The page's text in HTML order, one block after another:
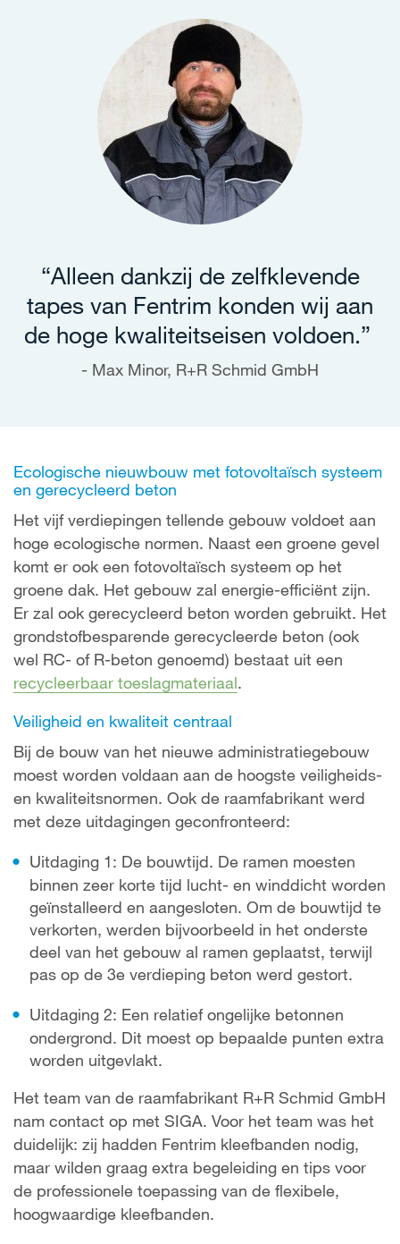
“Alleen dankzij de zelfklevende
tapes van Fentrim konden wij aan
de hoge kwaliteitseisen voldoen.”
Max Minor, R+R Schmid GmbH
Ecologische nieuwbouw met fotovoltaïsch systeem
en gerecycleerd beton
Het vijf verdiepingen tellende gebouw voldoet aan
hoge ecologische normen. Naast een groene gevel
komt er ook een fotovoltaïsch systeem op het
groene dak. Het gebouw zal energie-efficiënt zijn.
Er zal ook gerecycleerd beton worden gebruikt. Het
grondstofbesparende gerecycleerde beton (ook
wel RC- of R-beton genoemd) bestaat uit een
recycleerbaar toeslagmateriaal.
Veiligheid en kwaliteit centraal
Bij de bouw van het nieuwe administratiegebouw
moest worden voldaan aan de hoogste veiligheids-
en kwaliteitsnormen. Ook de raamfabrikant werd
met deze uitdagingen geconfronteerd:
Uitdaging 1: De bouwtijd. De ramen moesten
binnen zeer korte tijd lucht- en winddicht worden
geïnstalleerd en aangesloten. Om de bouwtijd te
verkorten, werden bijvoorbeeld in het onderste
deel van het gebouw al ramen geplaatst, terwijl
pas op de 3e verdieping beton werd gestort.
Uitdaging 2: Een relatief ongelijke betonnen
ondergrond. Dit moest op bepaalde punten extra
worden uitgevlakt.
Het team van de raamfabrikant R+R Schmid GmbH
nam contact op met SIGA. Voor het team was het
duidelijk: zij hadden Fentrim kleefbanden nodig,
maar wilden graag extra begeleiding en tips voor
de professionele toepassing van de flexibele,
hoogwaardige kleefbanden.